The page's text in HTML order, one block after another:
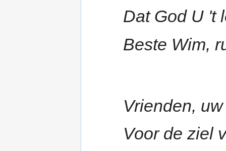
Dat God U 't
Beste Wim,
Vrienden,
Voor de ziel